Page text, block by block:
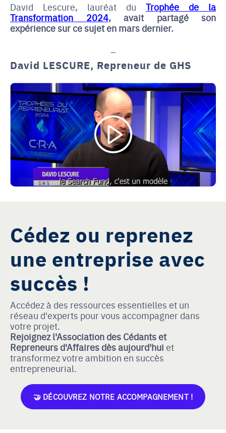
David Lescure, lauréat du Trophée de la
Transformation 2024, avait partagé son
expérience sur ce sujet en mars dernier.
David LESCURE, Repreneur de GHS
Cédez ou reprenez
une entreprise avec
succès !
Accédez à des ressources essentielles et un
réseau d'experts pour vous accompagner dans
votre projet.
Rejoignez l'Association des Cédants et
Repreneurs d'Affaires dès aujourd'hui et
transformez votre ambition en succès
entrepreneurial.
🤝 DÉCOUVREZ NOTRE ACCOMPAGNEMENT !